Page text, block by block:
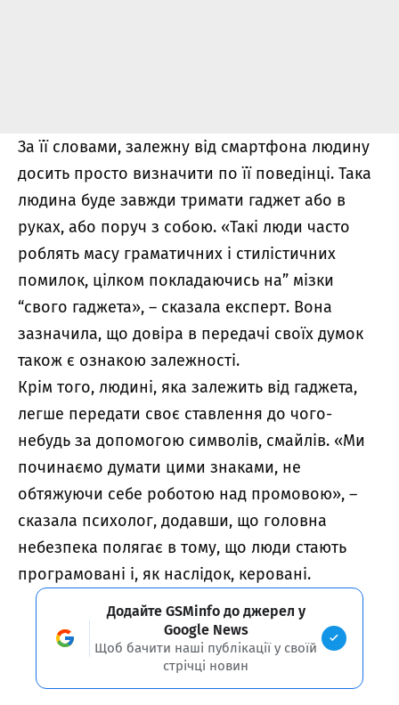
За її словами, залежну від смартфона людину
досить просто визначити по її поведінці. Така
людина буде завжди тримати гаджет або в
руках, або поруч з собою. «Такі люди часто
роблять масу граматичних і стилістичних
помилок, цілком покладаючись на” мізки
“свого гаджета», – сказала експерт. Вона
зазначила, що довіра в передачі своїх думок
також є ознакою залежності.
Крім того, людині, яка залежить від гаджета,
легше передати своє ставлення до чого-
небудь за допомогою символів, смайлів. «Ми
починаємо думати цими знаками, не
обтяжуючи себе роботою над промовою», –
сказала психолог, додавши, що головна
небезпека полягає в тому, що люди стають
програмовані і, як наслідок, керовані.
Додайте GSMinfo до джерел у
Google News
Щоб бачити наші публікації у своїй
стрічці новин